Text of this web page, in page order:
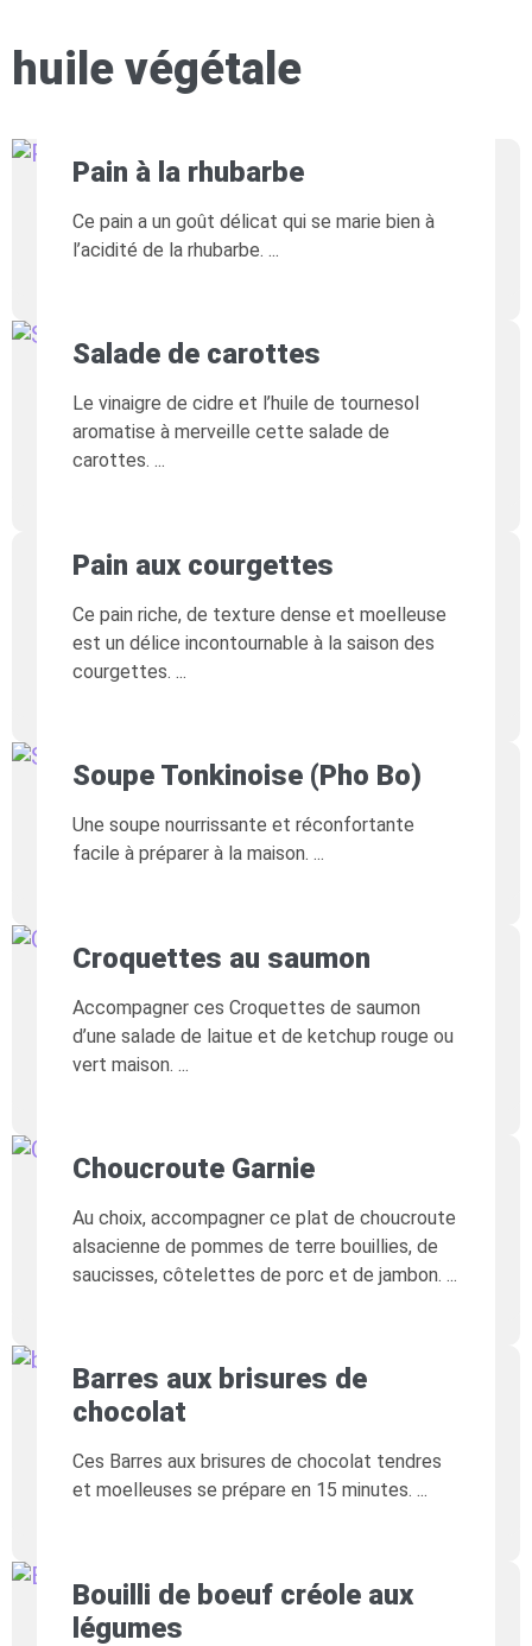
huile végétale
Pain à la rhubarbe
Ce pain a un goût délicat qui se marie bien à
l’acidité de la rhubarbe.
Salade de carottes
Le vinaigre de cidre et l’huile de tournesol
aromatise à merveille cette salade de
carottes.
Pain aux courgettes
Ce pain riche, de texture dense et moelleuse
est un délice incontournable à la saison des
courgettes.
Soupe Tonkinoise (Pho Bo)
Une soupe nourrissante et réconfortante
facile à préparer à la maison.
Croquettes au saumon
Accompagner ces Croquettes de saumon
d’une salade de laitue et de ketchup rouge ou
vert maison.
Choucroute Garnie
Au choix, accompagner ce plat de choucroute
alsacienne de pommes de terre bouillies, de
saucisses, côtelettes de porc et de jambon.
Barres aux brisures de
chocolat
Ces Barres aux brisures de chocolat tendres
et moelleuses se prépare en 15 minutes.
Bouilli de boeuf créole aux
légumes